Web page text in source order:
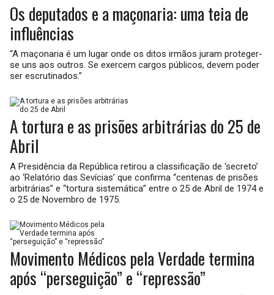
Os deputados e a maçonaria: uma teia de
influências
“A maçonaria é um lugar onde os ditos irmãos juram proteger-
se uns aos outros. Se exercem cargos públicos, devem poder
ser escrutinados.”
A tortura e as prisões arbitrárias do 25 de
Abril
A Presidência da República retirou a classificação de ‘secreto’
ao ‘Relatório das Sevícias’ que confirma “centenas de prisões
arbitrárias” e “tortura sistemática” entre o 25 de Abril de 1974 e
o 25 de Novembro de 1975.
Movimento Médicos pela Verdade termina
após “perseguição” e “repressão”